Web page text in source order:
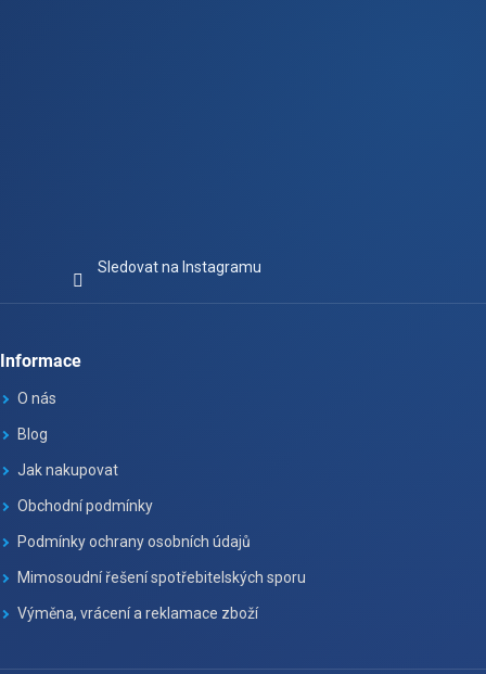
Sledovat na Instagramu
Informace
O nás
Blog
Jak nakupovat
Obchodní podmínky
Podmínky ochrany osobních údajů
Mimosoudní řešení spotřebitelských sporu
Výměna, vrácení a reklamace zboží